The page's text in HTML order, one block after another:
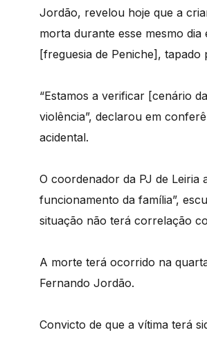
Jordão, revelou hoje que a
morta durante esse mesmo
[freguesia de Peniche], tapado
“Estamos a verificar [cenário
violência”, declarou em
acidental.
O coordenador da PJ de
funcionamento da família”,
situação não terá correlação
A morte terá ocorrido na
Fernando Jordão.
Convicto de que a vítima terá